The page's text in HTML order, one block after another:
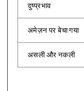
दुष्प्रभाव
अमेज़न पर बेचा गया
असली और नकली